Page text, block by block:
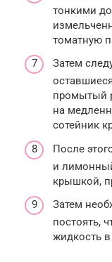
тонкими
томатную
Затем
промытый
на
сотейник
После
и
крышкой,
Затем
постоять,
жидкость в